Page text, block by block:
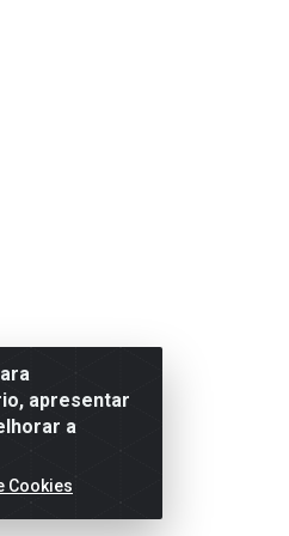
apresentar
a
Cookies